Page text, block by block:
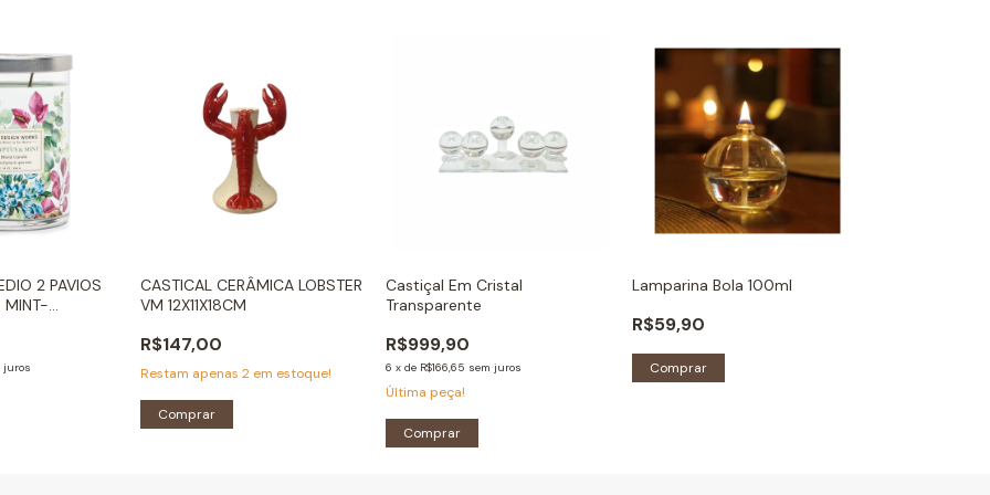
2 PAVIOS
MINT-
juros
CASTICAL CERÂMICA LOBSTER
VM 12X11X18CM
R$147,00
Restam apenas 2em estoque!
Comprar
Castiçal Em Cristal
Transparente
R$999,90
6 xde R$166,65 sem juros
Última peça!
Comprar
Lamparina Bola 100ml
R$59,90
Comprar